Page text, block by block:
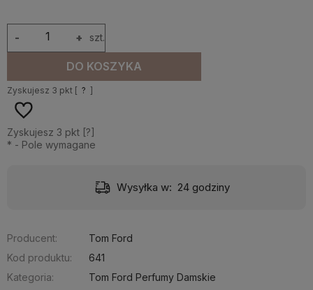
+
- szt.
DO KOSZYKA
Zyskujesz 3 pkt [ ? ]
Zyskujesz 3 pkt [?]
* - Pole wymagane
Wysyłka w: 24 godziny
Producent:
Tom Ford
Kod produktu:
641
Kategoria:
Tom Ford Perfumy Damskie